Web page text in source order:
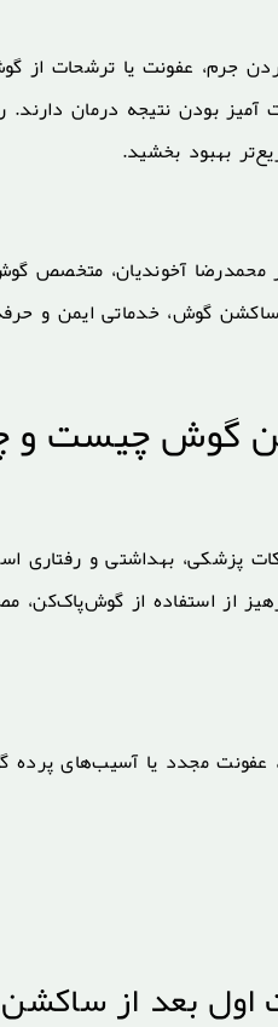
عفونت یا ترشحات از
بودن نتیجه درمان دارند.
بهبود بخشید.
محمدرضا آخوندیان، متخصص
ساکشن گوش، خدماتی ایمن و
گوش چیست و
پزشکی، بهداشتی و رفتاری
از استفاده از
عفونت مجدد یا آسیب‌های